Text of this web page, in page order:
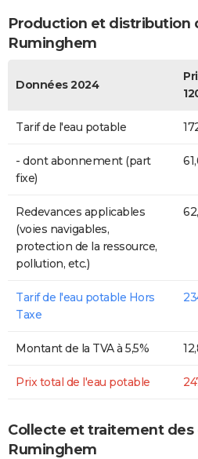
Production et distribution
Ruminghem
Données 2024
Tarif de l'eau potable
- dont abonnement (part
fixe)
Redevances applicables
(voies navigables,
protection de la ressource,
pollution, etc.)
Tarif de l'eau potable Hors
Taxe
Montant de la TVA à 5,5%
Prix total de l'eau potable
Collecte et traitement des
Ruminghem